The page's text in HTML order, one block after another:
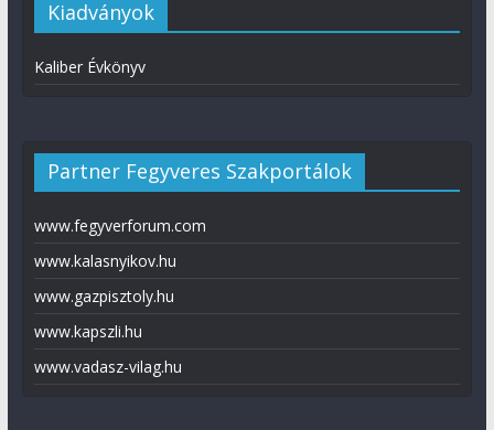
Kiadványok
Kaliber Évkönyv
Partner Fegyveres Szakportálok
www.fegyverforum.com
www.kalasnyikov.hu
www.gazpisztoly.hu
www.kapszli.hu
www.vadasz-vilag.hu